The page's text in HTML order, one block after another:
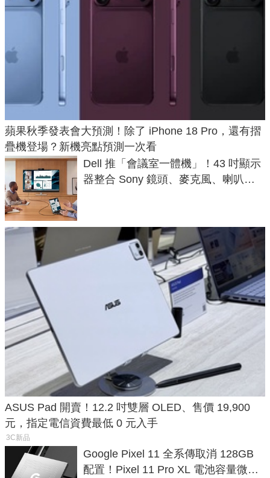
蘋果秋季發表會大預測！除了 iPhone 18 Pro，還有摺
疊機登場？新機亮點預測一次看
Dell 推「會議室一體機」！43 吋顯示
器整合 Sony 鏡頭、麥克風、喇叭，
ASUS Pad 開賣！12.2 吋雙層 OLED、售價 19,900
元，指定電信資費最低 0 元入手
3C新品
Google Pixel 11 全系傳取消 128GB
配置！Pixel 11 Pro XL 電池容量微降